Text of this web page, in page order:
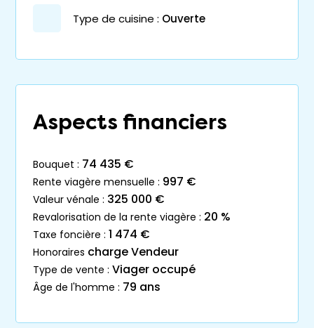
Type de cuisine : Ouverte
Aspects financiers
bouquet : 74 435 €
rente viagère mensuelle : 997 €
valeur vénale : 325 000 €
revalorisation de la rente viagère : 20 %
taxe foncière : 1 474 €
honoraires charge Vendeur
type de vente : Viager occupé
âge de l'homme : 79 ans